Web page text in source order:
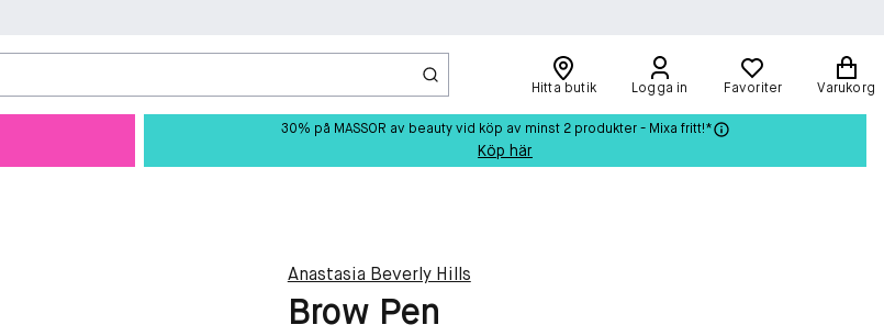
Hitta butik Logga in Favoriter Varukorg
30% på MASSOR av beauty vid köp av minst 2 produkter - Mixa fritt!*
Köp här
Anastasia Beverly Hills
Brow Pen